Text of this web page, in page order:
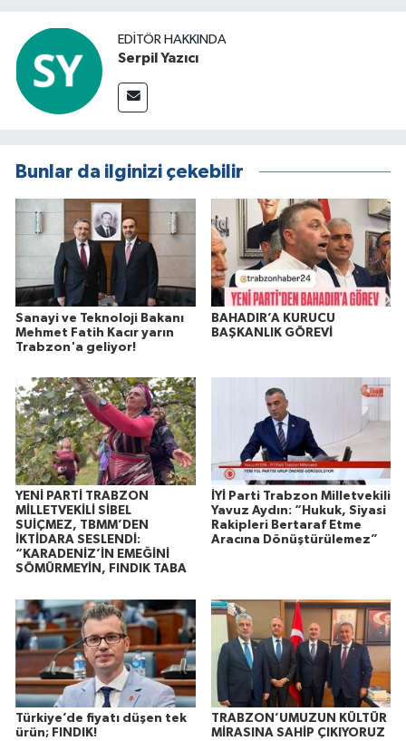
EDITÖR HAKKINDA
Serpil Yazıcı
Bunlar da ilginizi çekebilir
Sanayi ve Teknoloji Bakanı
Mehmet Fatih Kacır yarın
Trabzon'a geliyor!
BAHADIR’A KURUCU
BAŞKANLIK GÖREVİ
YENİ PARTİ TRABZON
MİLLETVEKİLİ SİBEL
SUİÇMEZ, TBMM’DEN
İKTİDARA SESLENDİ:
“KARADENİZ’İN EMEĞİNİ
SÖMÜRMEYİN, FINDIK TABA
İYİ Parti Trabzon Milletvekili
Yavuz Aydın: “Hukuk, Siyasi
Rakipleri Bertaraf Etme
Aracına Dönüştürülemez”
Türkiye’de fiyatı düşen tek
ürün; FINDIK!
TRABZON’UMUZUN KÜLTÜR
MİRASINA SAHİP ÇIKIYORUZ